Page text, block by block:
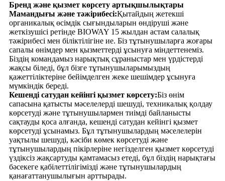
Бренд және қызмет көрсету артықшылықтары
Мамандығы және тәжірибесі:Қытайдың жетекші
органикалық өсімдік сығындыларын өндіруші және
жеткізушісі ретінде BIOWAY 15 жылдан астам салалық
тәжірибесі мен біліктілігіне ие. Біз тұтынушыларға жоғары
сапалы өнімдер мен қызметтерді ұсынуға міндеттенеміз.
Біздің командамыз нарықтық сұраныстар мен үрдістерді
жақсы біледі, бұл бізге тұтынушыларымыздың
қажеттіліктеріне бейімделген жеке шешімдер ұсынуға
мүмкіндік береді.
Кешенді сатудан кейінгі қызмет көрсету:Біз өнім
сапасына қатысты мәселелерді шешуді, техникалық қолдау
көрсетуді және тұтынушылармен тиімді байланысты
сақтауды қоса алғанда, кешенді сатудан кейінгі қызмет
көрсетуді ұсынамыз. Бұл тұтынушылардың мәселелерін
уақтылы шешуді, кәсіби көмек көрсетуді және
тұтынушылардың пікірлеріне негізделген қызмет көрсетуді
үздіксіз жақсартуды қамтамасыз етеді, бұл біздің нарықтағы
бәсекеге қабілеттілігімізді және тұтынушылардың
қанағаттанушылығын арттырады.